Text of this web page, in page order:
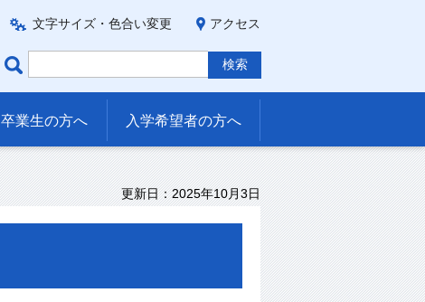
文字サイズ・色合い変更 アクセス
卒業生の方へ 入学希望者の方へ
更新日：2025年10月3日